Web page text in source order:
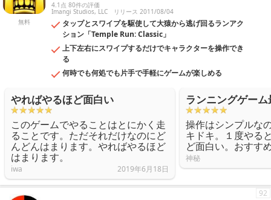
無料
4.1点 80件の評価
Imangi Studios, LLC リリース 2011/08/04
タップとスワイプを駆使して大猿から逃げ回るランアク
ション「Temple Run: Classic」
上下左右にスワイプするだけでキャラクターを操作でき
る
何時でも何処でも片手で手軽にゲームが楽しめる
やればやるほど面白い
このゲームでやることはとにかく走
ることです。ただそれだけなのにど
んどんはまります。やればやるほど
はまります。
iwa 2019年6月18日
ランニングゲーム
操作はシンプルな
キドキ。１度やる
ど面白い。おすす
神秘
92